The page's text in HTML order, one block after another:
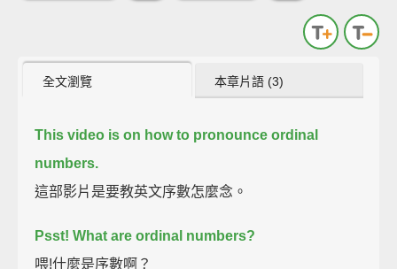
全文瀏覽 本章片語 (3)
This video is on how to pronounce ordinal
numbers.
這部影片是要教英文序數怎麼念。
Psst! What are ordinal numbers?
喂!什麼是序數啊？